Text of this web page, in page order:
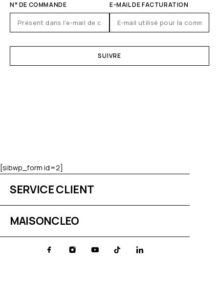
N° DE COMMANDE E-MAIL DE FACTURATION
SUIVRE
[sibwp_form id=2]
SERVICE CLIENT
MAISONCLEO